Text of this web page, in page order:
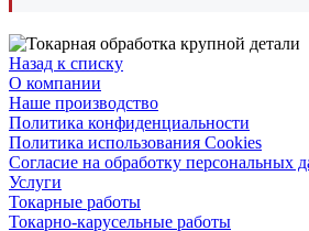
Назад к списку
О компании
Наше производство
Политика конфиденциальности
Политика использования Cookies
Согласие на обработку персональных
Услуги
Токарные работы
Токарно-карусельные работы